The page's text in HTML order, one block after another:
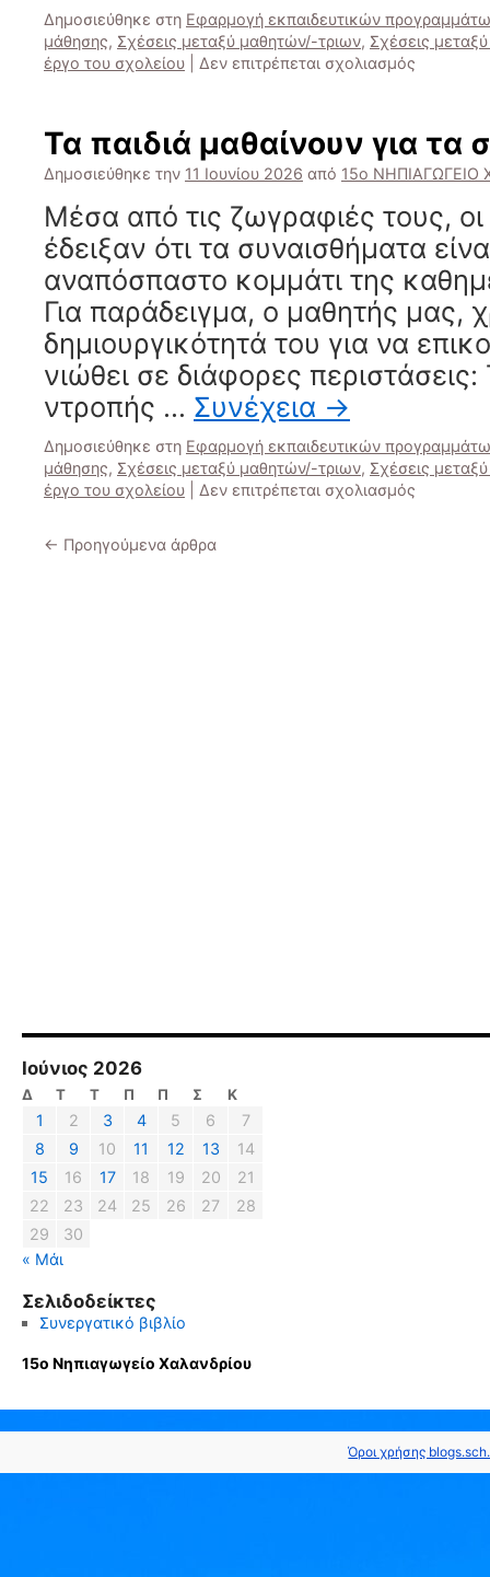
Δημοσιεύθηκε στη Εφαρμογή εκπαιδευτικών
μάθησης, Σχέσεις μεταξύ μαθητών/-τριων, Σχέσεις
έργο του σχολείου
Δεν επιτρέπεται σχολιασμός
Τα παιδιά μαθαίνουν για τα
Δημοσιεύθηκε την 11 Ιουνίου 2026 από 15ο ΝΗΠΙΑΓΩΓΕΙΟ
Μέσα από τις ζωγραφιές τους,
έδειξαν ότι τα συναισθήματα
αναπόσπαστο κομμάτι της
Για παράδειγμα, ο μαθητής μας,
δημιουργικότητά του για να
νιώθει σε διάφορες
ντροπής … Συνέχεια →
Δημοσιεύθηκε στη Εφαρμογή εκπαιδευτικών
μάθησης, Σχέσεις μεταξύ μαθητών/-τριων, Σχέσεις
έργο του σχολείου
Δεν επιτρέπεται σχολιασμός
← Προηγούμενα άρθρα
Ιούνιος 2026
Δ Τ Τ Π Π Σ Κ
1 2 3 4 5 6
7
8
9 10 11 12 13
14
15
16 17 18 19 20
21
22
23 24 25 26 27
28
29
30
« Μάι
Σελιδοδείκτες
Συνεργατικό βιβλίο
15ο Νηπιαγωγείο Χαλανδρίου
Όροι χρήσης